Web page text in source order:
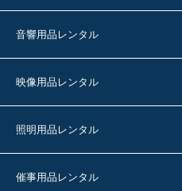
音響用品レンタル
映像用品レンタル
照明用品レンタル
催事用品レンタル